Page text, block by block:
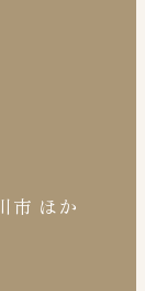
市 ほか